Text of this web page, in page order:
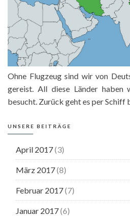
Ohne Flugzeug sind wir von
gereist. All diese Länder haben
besucht. Zurück geht es per Schiff
UNSERE BEITRÄGE
April 2017(3)
März 2017(8)
Februar 2017(7)
Januar 2017(6)